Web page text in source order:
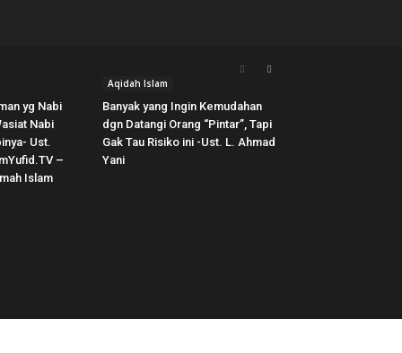
yg Nabi
Nabi
Ust.
–
Islam
Aqidah Islam
Banyak yang Ingin Kemudahan
dgn Datangi Orang “Pintar”, Tapi
Gak Tau Risiko ini -Ust. L. Ahmad
Yani